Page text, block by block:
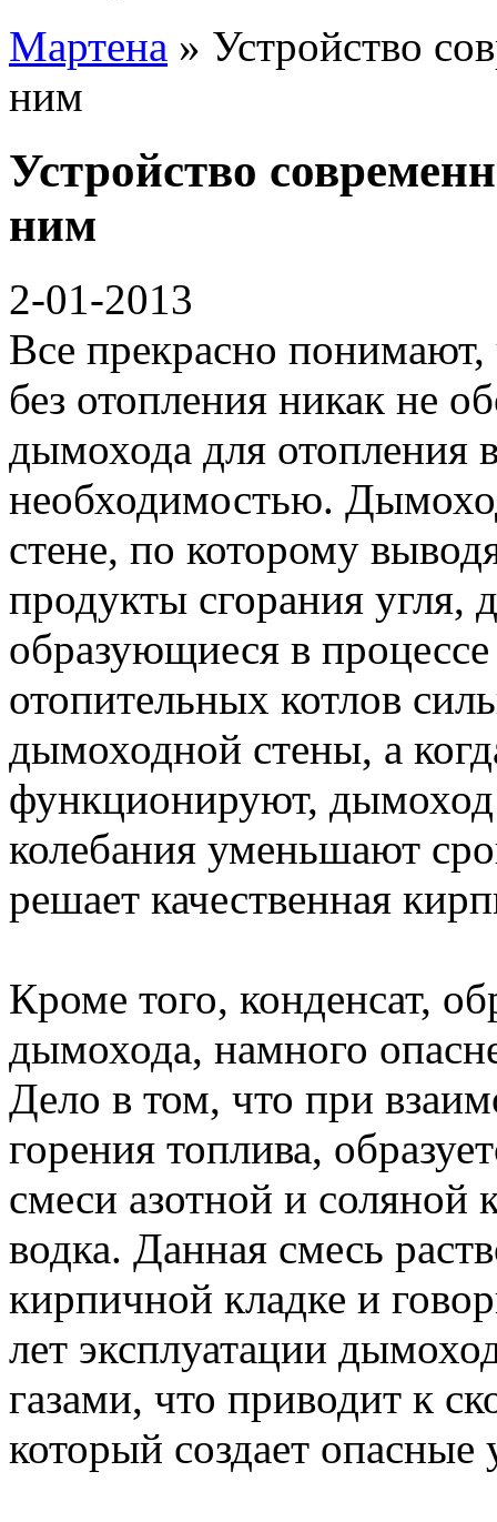
Мартена » Устройство
ним
Устройство
ним
2-01-2013
Все прекрасно
без отопления никак не
дымохода для отопления
необходимостью.
стене, по которому
продукты сгорания угля,
образующиеся в
отопительных котлов
дымоходной стены, а
функционируют, дымоход
колебания уменьшают
решает качественная
Кроме того, конденсат,
дымохода, намного
Дело в том, что при
горения топлива,
смеси азотной и соляной
водка. Данная смесь
кирпичной кладке и
лет эксплуатации
газами, что приводит к
который создает опасные